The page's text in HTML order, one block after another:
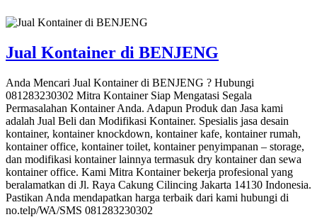
Jual Kontainer di BENJENG
Anda Mencari Jual Kontainer di BENJENG ? Hubungi
081283230302 Mitra Kontainer Siap Mengatasi Segala
Permasalahan Kontainer Anda. Adapun Produk dan Jasa kami
adalah Jual Beli dan Modifikasi Kontainer. Spesialis jasa desain
kontainer, kontainer knockdown, kontainer kafe, kontainer rumah,
kontainer office, kontainer toilet, kontainer penyimpanan – storage,
dan modifikasi kontainer lainnya termasuk dry kontainer dan sewa
kontainer office. Kami Mitra Kontainer bekerja profesional yang
beralamatkan di Jl. Raya Cakung Cilincing Jakarta 14130 Indonesia.
Pastikan Anda mendapatkan harga terbaik dari kami hubungi di
no.telp/WA/SMS 081283230302